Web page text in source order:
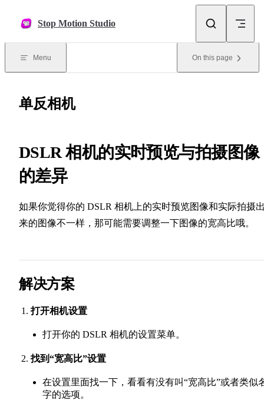
Stop Motion Studio
Menu On this page
单反相机
DSLR 相机的实时预览与拍摄图像
的差异
如果你觉得你的 DSLR 相机上的实时预览图像和实际拍摄
来的图像不一样，那可能需要调整一下图像的宽高比哦。
解决方案
打开相机设置
打开你的 DSLR 相机的设置菜单。
找到“宽高比”设置
在设置里面找一下，看看有没有叫“宽高比”或者类似
字的选项。